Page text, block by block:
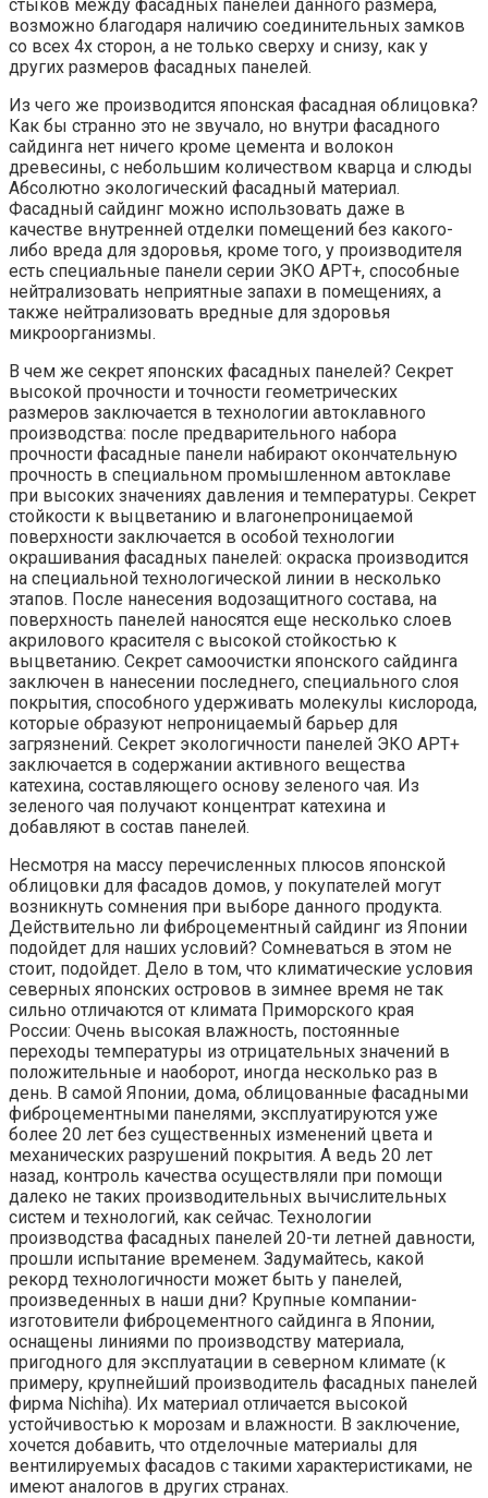
стыков между фасадных панелей данного размера,
возможно благодаря наличию соединительных замков
со всех 4х сторон, а не только сверху и снизу, как у
других размеров фасадных панелей.
Из чего же производится японская фасадная облицовка?
Как бы странно это не звучало, но внутри фасадного
сайдинга нет ничего кроме цемента и волокон
древесины, с небольшим количеством кварца и слюды
Абсолютно экологический фасадный материал.
Фасадный сайдинг можно использовать даже в
качестве внутренней отделки помещений без какого-
либо вреда для здоровья, кроме того, у производителя
есть специальные панели серии ЭКО АРТ+, способные
нейтрализовать неприятные запахи в помещениях, а
также нейтрализовать вредные для здоровья
микроорганизмы.
В чем же секрет японских фасадных панелей? Секрет
высокой прочности и точности геометрических
размеров заключается в технологии автоклавного
производства: после предварительного набора
прочности фасадные панели набирают окончательную
прочность в специальном промышленном автоклаве
при высоких значениях давления и температуры. Секрет
стойкости к выцветанию и влагонепроницаемой
поверхности заключается в особой технологии
окрашивания фасадных панелей: окраска производится
на специальной технологической линии в несколько
этапов. После нанесения водозащитного состава, на
поверхность панелей наносятся еще несколько слоев
акрилового красителя с высокой стойкостью к
выцветанию. Секрет самоочистки японского сайдинга
заключен в нанесении последнего, специального слоя
покрытия, способного удерживать молекулы кислорода,
которые образуют непроницаемый барьер для
загрязнений. Секрет экологичности панелей ЭКО АРТ+
заключается в содержании активного вещества
катехина, составляющего основу зеленого чая. Из
зеленого чая получают концентрат катехина и
добавляют в состав панелей.
Несмотря на массу перечисленных плюсов японской
облицовки для фасадов домов, у покупателей могут
возникнуть сомнения при выборе данного продукта.
Действительно ли фиброцементный сайдинг из Японии
подойдет для наших условий? Сомневаться в этом не
стоит, подойдет. Дело в том, что климатические условия
северных японских островов в зимнее время не так
сильно отличаются от климата Приморского края
России: Очень высокая влажность, постоянные
переходы температуры из отрицательных значений в
положительные и наоборот, иногда несколько раз в
день. В самой Японии, дома, облицованные фасадными
фиброцементными панелями, эксплуатируются уже
более 20 лет без существенных изменений цвета и
механических разрушений покрытия. А ведь 20 лет
назад, контроль качества осуществляли при помощи
далеко не таких производительных вычислительных
систем и технологий, как сейчас. Технологии
производства фасадных панелей 20-ти летней давности,
прошли испытание временем. Задумайтесь, какой
рекорд технологичности может быть у панелей,
произведенных в наши дни? Крупные компании-
изготовители фиброцементного сайдинга в Японии,
оснащены линиями по производству материала,
пригодного для эксплуатации в северном климате (к
примеру, крупнейший производитель фасадных панелей
фирма Nichiha). Их материал отличается высокой
устойчивостью к морозам и влажности. В заключение,
хочется добавить, что отделочные материалы для
вентилируемых фасадов с такими характеристиками, не
имеют аналогов в других странах.